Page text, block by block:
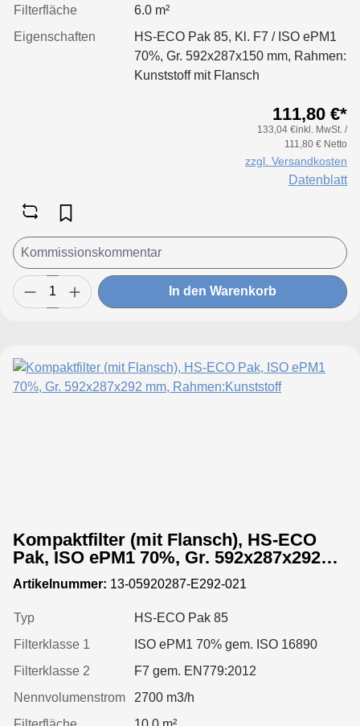
Filterfläche
6.0 m²
Eigenschaften
HS-ECO Pak 85, Kl. F7 / ISO ePM1
70%, Gr. 592x287x150 mm, Rahmen:
Kunststoff mit Flansch
111,80 €*
133,04 €inkl. MwSt. /
111,80 € Netto
zzgl. Versandkosten
Datenblatt
In den Warenkorb
Kompaktfilter (mit Flansch), HS-ECO
Pak, ISO ePM1 70%, Gr. 592x287x292
mm, Rahmen:Kunststoff
Artikelnummer: 13-05920287-E292-021
Typ
HS-ECO Pak 85
Filterklasse 1
ISO ePM1 70% gem. ISO 16890
Filterklasse 2
F7 gem. EN779:2012
Nennvolumenstrom
2700 m3/h